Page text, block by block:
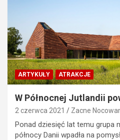
ARTYKUŁY ATRAKCJE
W Północnej Jutlandii
2 czerwca 2021 Zacne
Ponad dziesięć lat temu grupa
północy Danii wpadła na